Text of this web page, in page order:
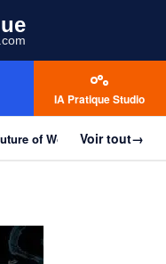
IA Pratique Studio
of Work Agentique•
Voir tout→